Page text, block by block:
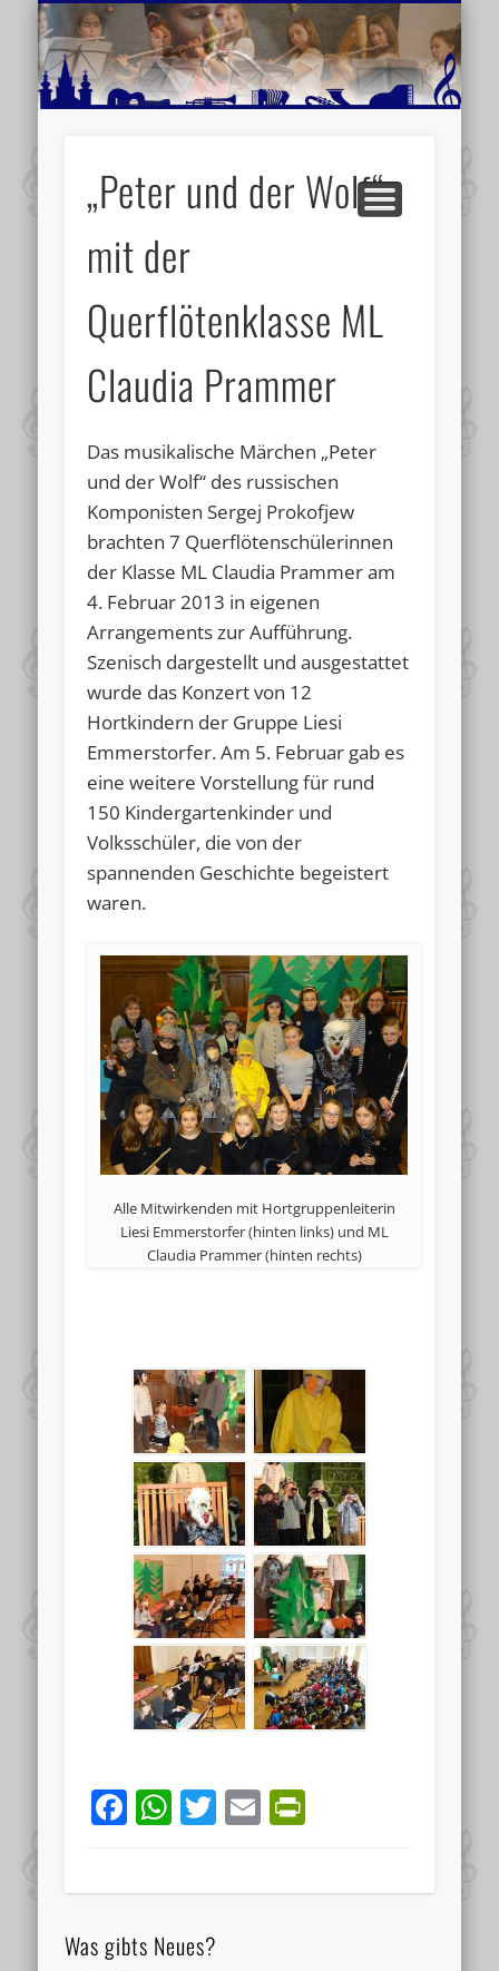
MUSIKSCHULE MARIAZELL
AKTUELLE BERICHTE
SCHULE
VIDEOS
VERANSTALTUNGSTIPPS
WEITERE INFORMATIONEN
„Peter und der Wolf“
mit der
Querflötenklasse ML
Claudia Prammer
Das musikalische Märchen „Peter
und der Wolf“ des russischen
Komponisten Sergej Prokofjew
brachten 7 Querflötenschülerinnen
der Klasse ML Claudia Prammer am
4. Februar 2013 in eigenen
Arrangements zur Aufführung.
Szenisch dargestellt und ausgestattet
wurde das Konzert von 12
Hortkindern der Gruppe Liesi
Emmerstorfer. Am 5. Februar gab es
eine weitere Vorstellung für rund
150 Kindergartenkinder und
Volksschüler, die von der
spannenden Geschichte begeistert
waren.
Alle Mitwirkenden mit Hortgruppenleiterin
Liesi Emmerstorfer (hinten links) und ML
Claudia Prammer (hinten rechts)
Facebook
WhatsApp
Twitter
Email
Was gibts Neues?